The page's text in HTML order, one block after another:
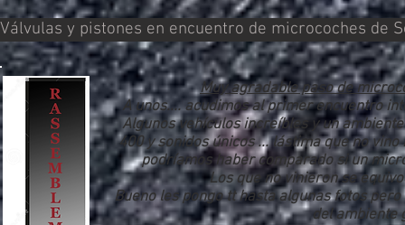
Válvulas y pistones en encuentro de microcoches de
Muy agradable paso de
A unos.... acudimos al primer encuentro
Algunos vehículos increíbles y un
400 y sonidos únicos ... lástima que no
podríamos haber comparado si un
Los que no vinieron se
Bueno les pongo tt hasta algunas fotos
del ambiente